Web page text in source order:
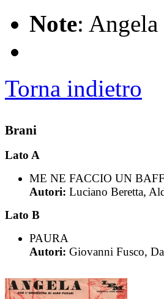
Note:
Torna indietro
Brani
Lato A
ME NE FACCIO UN
Autori: Luciano Beretta,
Lato B
PAURA
Autori: Giovanni Fusco,